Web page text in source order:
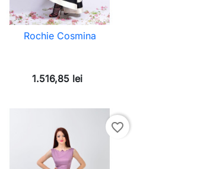
Rochie Cosmina
1.516,85 lei
favorite_border